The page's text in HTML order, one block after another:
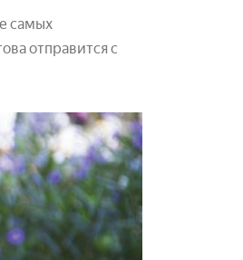
самых
отправится с